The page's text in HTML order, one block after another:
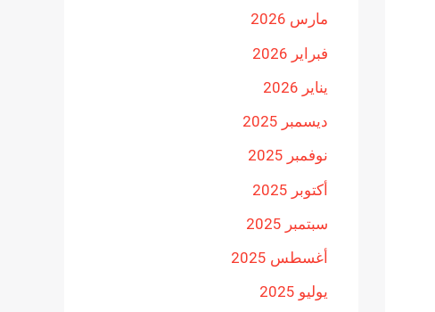
مارس 2026
فبراير 2026
يناير 2026
ديسمبر 2025
نوفمبر 2025
أكتوبر 2025
سبتمبر 2025
أغسطس 2025
يوليو 2025